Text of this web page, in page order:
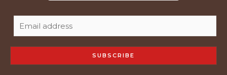
SUBSCRIBE